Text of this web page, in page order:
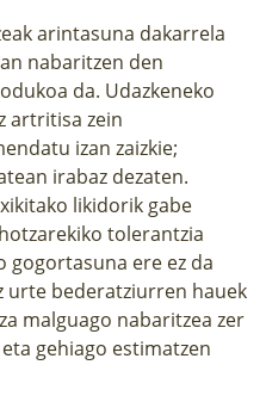
arintasuna dakarrela
nabaritzen den
da. Udazkeneko
artritisa zein
izan zaizkie;
irabaz dezaten.
likidorik gabe
tolerantzia
gogortasuna ere ez da
urte bederatziurren hauek
malguago nabaritzea zer
gehiago estimatzen